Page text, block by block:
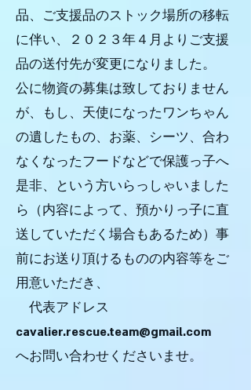
品、ご支援品のストック場所の移転
に伴い、２０２３年４月よりご支援
品の送付先が変更になりました。
公に物資の募集は致しておりません
が、もし、天使になったワンちゃん
の遺したもの、お薬、シーツ、合わ
なくなったフードなどで保護っ子へ
是非、という方いらっしゃいました
ら（内容によって、預かりっ子に直
送していただく場合もあるため）事
前にお送り頂けるものの内容等をご
用意いただき、
代表アドレス
cavalier.rescue.team@gmail.com
へお問い合わせくださいませ。